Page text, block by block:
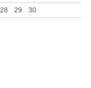
28 29 30